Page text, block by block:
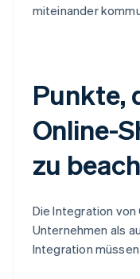
miteinander
Punkte,
Online-
zu
Die Integration von
Unternehmen als
Integration